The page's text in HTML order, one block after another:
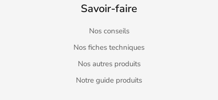
Savoir-faire
Nos conseils
Nos fiches techniques
Nos autres produits
Notre guide produits